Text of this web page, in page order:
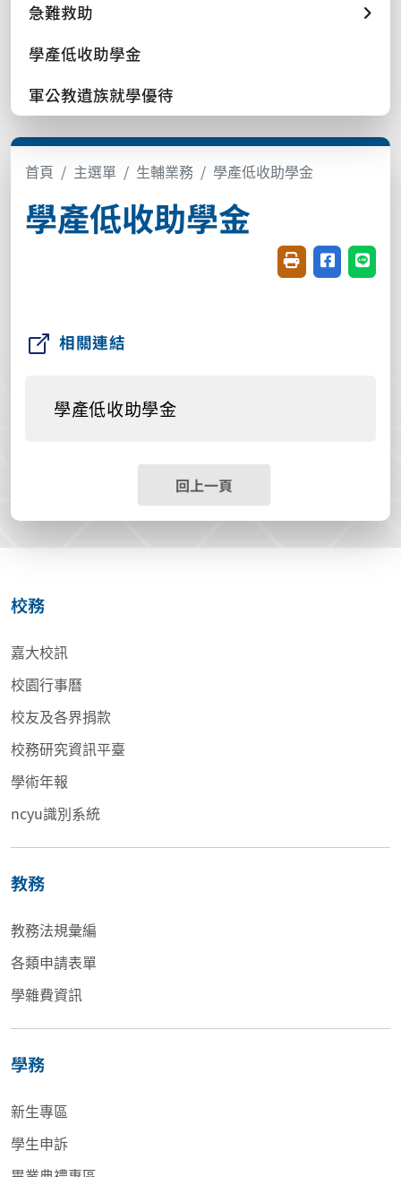
急難救助
學產低收助學金
軍公教遺族就學優待
首頁 主選單 生輔業務 學產低收助學金
學產低收助學金
友善列印(開新視
分享至臉書
分享
相關連結
學產低收助學金
回上一頁
校務
嘉大校訊
校園行事曆
校友及各界捐款
校務研究資訊平臺
學術年報
ncyu識別系統
教務
教務法規彙編
各類申請表單
學雜費資訊
學務
新生專區
學生申訴